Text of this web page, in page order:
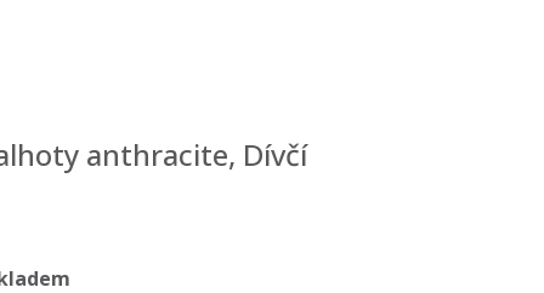
anthracite, Dívčí